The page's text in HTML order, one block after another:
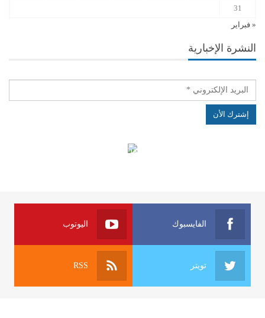
31
« فبراير
النشرة الإخبارية
الهياكل الخاضعة لقانون النفاذ إلى المعلومة
الفايسبوك اليوتوب
تويتر RSS